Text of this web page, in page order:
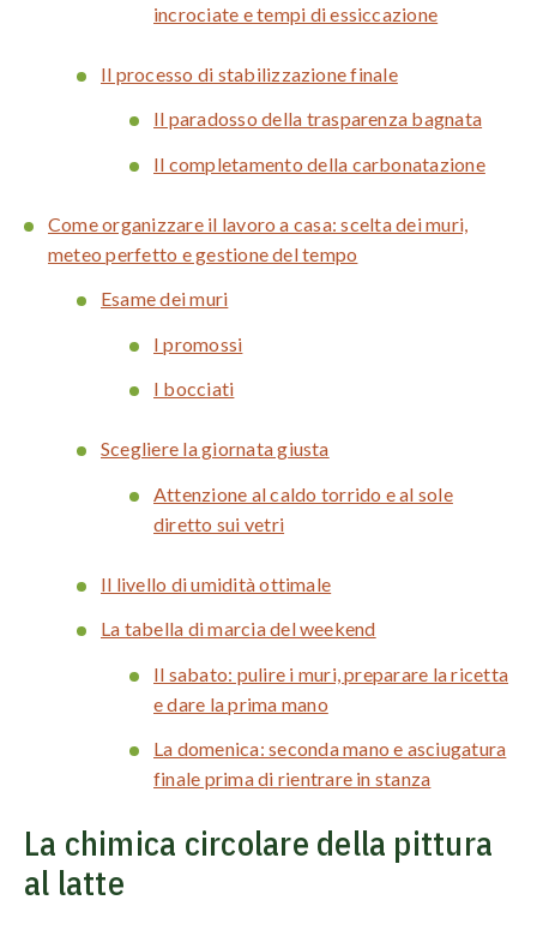
incrociate e tempi di essiccazione
Il processo di stabilizzazione finale
Il paradosso della trasparenza bagnata
Il completamento della carbonatazione
Come organizzare il lavoro a casa: scelta dei muri,
meteo perfetto e gestione del tempo
Esame dei muri
I promossi
I bocciati
Scegliere la giornata giusta
Attenzione al caldo torrido e al sole
diretto sui vetri
Il livello di umidità ottimale
La tabella di marcia del weekend
Il sabato: pulire i muri, preparare la ricetta
e dare la prima mano
La domenica: seconda mano e asciugatura
finale prima di rientrare in stanza
La chimica circolare della pittura
al latte